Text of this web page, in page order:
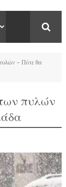
– Πότε θα
πυλών